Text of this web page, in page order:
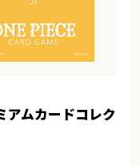
アムカードコレク